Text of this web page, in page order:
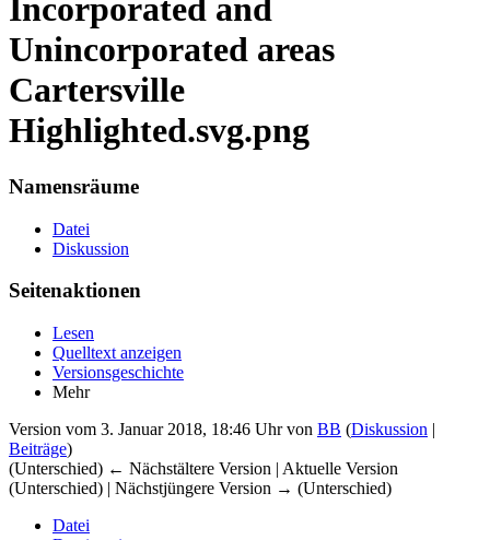
Incorporated and
Unincorporated areas
Cartersville
Highlighted.svg.png
Namensräume
Datei
Diskussion
Seitenaktionen
Lesen
Quelltext anzeigen
Versionsgeschichte
Mehr
Version vom 3. Januar 2018, 18:46 Uhr von BB (Diskussion |
Beiträge)
(Unterschied) ← Nächstältere Version | Aktuelle Version
(Unterschied) | Nächstjüngere Version → (Unterschied)
Datei